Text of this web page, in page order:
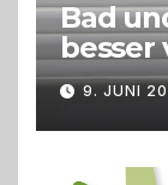
Bad
besser
9. JUNI